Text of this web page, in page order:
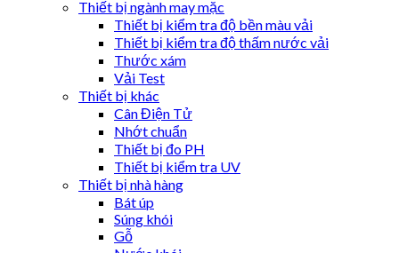
Thiết bị ngành may mặc
Thiết bị kiểm tra độ bền màu vải
Thiết bị kiểm tra độ thấm nước vải
Thước xám
Vải Test
Thiết bị khác
Cân Điện Tử
Nhớt chuẩn
Thiết bị đo PH
Thiết bị kiểm tra UV
Thiết bị nhà hàng
Bát úp
Súng khói
Gỗ